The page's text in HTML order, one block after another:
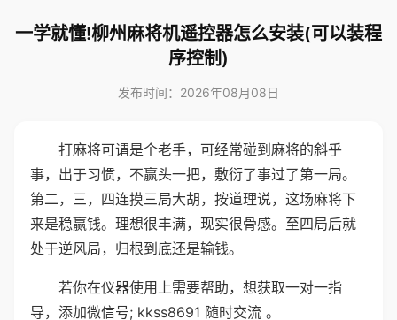
一学就懂!柳州麻将机遥控器怎么安装(可以装程
序控制)
发布时间：2026年08月08日
打麻将可谓是个老手，可经常碰到麻将的斜乎
事，出于习惯，不赢头一把，敷衍了事过了第一局。
第二，三，四连摸三局大胡，按道理说，这场麻将下
来是稳赢钱。理想很丰满，现实很骨感。至四局后就
处于逆风局，归根到底还是输钱。
若你在仪器使用上需要帮助，想获取一对一指
导，添加微信号; kkss8691 随时交流 。